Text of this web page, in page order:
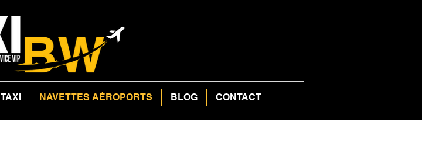
NAVETTES AÉROPORTS BLOG CONTACT